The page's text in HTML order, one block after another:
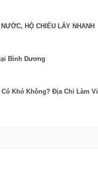
HỘ CHIẾU LẤY NHANH
Bình Dương
Khó Không? Địa Chỉ Làm